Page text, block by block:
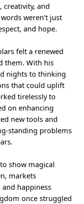
creativity, and
weren’t just
and hope.
felt a renewed
them. With his
nights to thinking
that could uplift
tirelessly to
on enhancing
new tools and
standing problems
show magical
markets
happiness
once struggled